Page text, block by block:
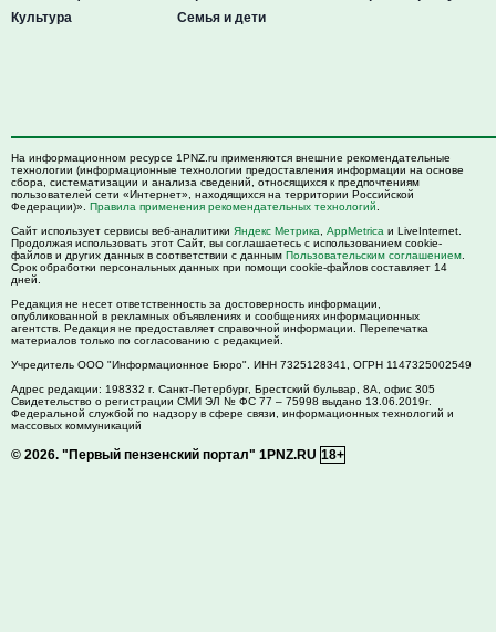
Культура
Семья и дети
На информационном ресурсе 1PNZ.ru применяются внешние рекомендательные
технологии (информационные технологии предоставления информации на основе
сбора, систематизации и анализа сведений, относящихся к предпочтениям
пользователей сети «Интернет», находящихся на территории Российской
Федерации)». Правила применения рекомендательных технологий
Сайт использует сервисы веб-аналитики Яндекс Метрика AppMetrica и LiveInternet.
Продолжая использовать этот Сайт, вы соглашаетесь с использованием cookie-
файлов и других данных в соответствии с данным Пользовательским соглашением
Срок обработки персональных данных при помощи cookie-файлов составляет 14
дней.
Редакция не несет ответственность за достоверность информации,
опубликованной в рекламных объявлениях и сообщениях информационных
агентств. Редакция не предоставляет справочной информации. Перепечатка
материалов только по согласованию с редакцией.
Учредитель ООО "Информационное Бюро". ИНН 7325128341, ОГРН 1147325002549
Адрес редакции: 198332 г. Санкт-Петербург, Брестский бульвар, 8А, офис 305
Свидетельство о регистрации СМИ ЭЛ № ФС 77 – 75998 выдано 13.06.2019г.
Федеральной службой по надзору в сфере связи, информационных технологий и
массовых коммуникаций
© 2026. "Первый пензенский портал" 1PNZ.RU 18+